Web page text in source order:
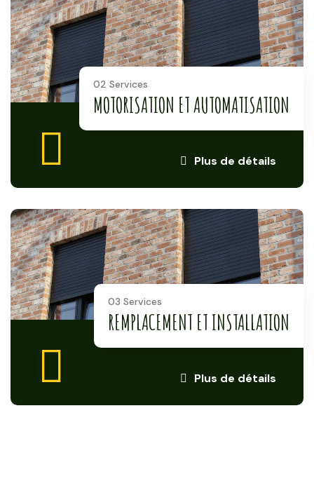
Plus de détails
02 Services
MOTORISATION ET AUTOMATISATION
Plus de détails
03 Services
REMPLACEMENT ET INSTALLATION